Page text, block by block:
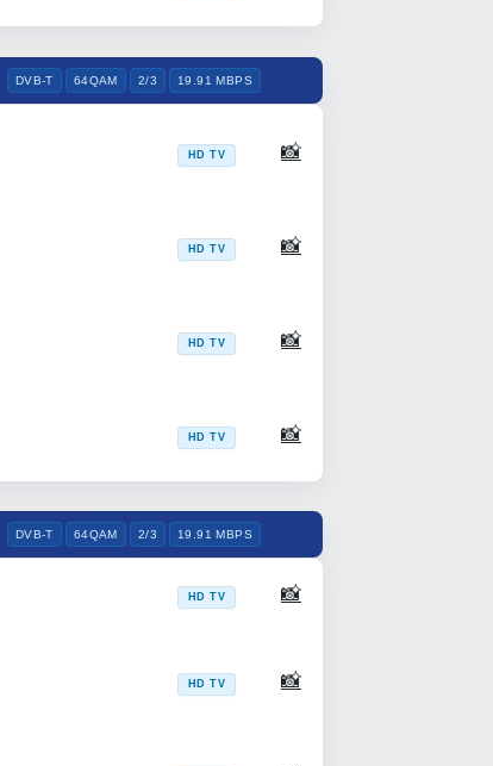
DVB-T 64QAM 2/3 19.91 MBPS
HD TV 📸
HD TV 📸
HD TV 📸
HD TV 📸
DVB-T 64QAM 2/3 19.91 MBPS
HD TV 📸
HD TV 📸